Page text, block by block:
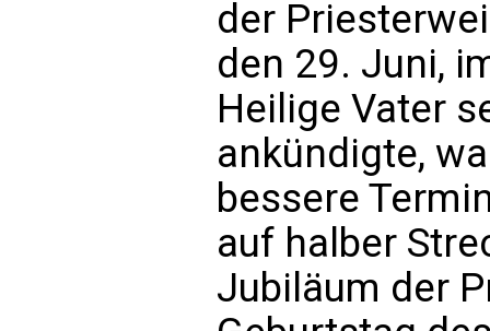
der
den 29. Juni,
Heilige Vater
ankündigte,
bessere
auf halber
Jubiläum der